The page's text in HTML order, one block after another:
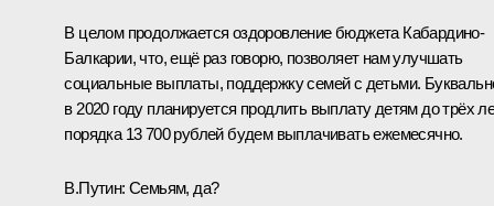
В целом продолжается оздоровление бюджета Кабардино-
Балкарии, что, ещё раз говорю, позволяет нам улучшать
социальные выплаты, поддержку семей с детьми.
в 2020 году планируется продлить выплату детям до трёх
порядка 13 700 рублей будем выплачивать ежемесячно.
В.Путин: Семьям, да?